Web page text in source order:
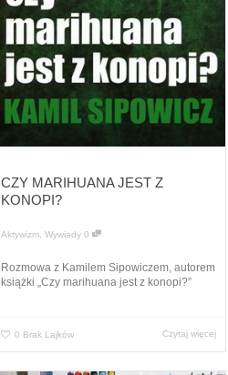
CZY MARIHUANA JEST Z
KONOPI?
Aktywizm Wywiady 0
Rozmowa z Kamilem Sipowiczem, autorem
książki „Czy marihuana jest z konopi?”
0 Brak Lajków Czytaj więcej